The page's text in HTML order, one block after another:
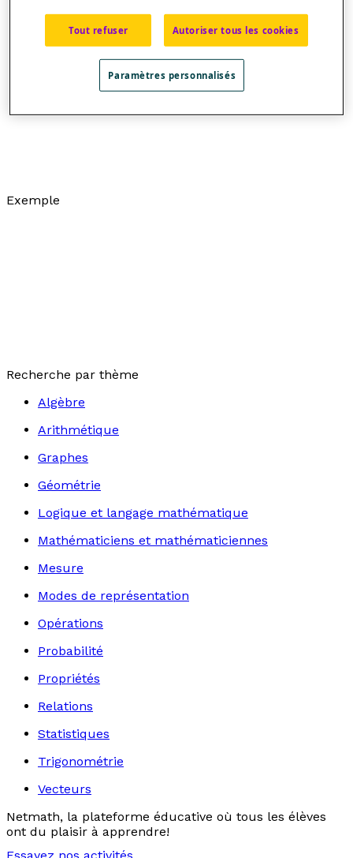
Exemple
Recherche par thème
Algèbre
Arithmétique
Graphes
Géométrie
Logique et langage mathématique
Mathématiciens et mathématiciennes
Mesure
Modes de représentation
Opérations
Probabilité
Propriétés
Relations
Statistiques
Trigonométrie
Vecteurs
Netmath, la plateforme éducative où tous les élèves
ont du plaisir à apprendre!
Tout refuser Autoriser tous les cookies
Paramètres personnalisés